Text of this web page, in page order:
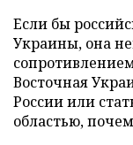
Если бы
Украины, она
Восточная
России или
областью,